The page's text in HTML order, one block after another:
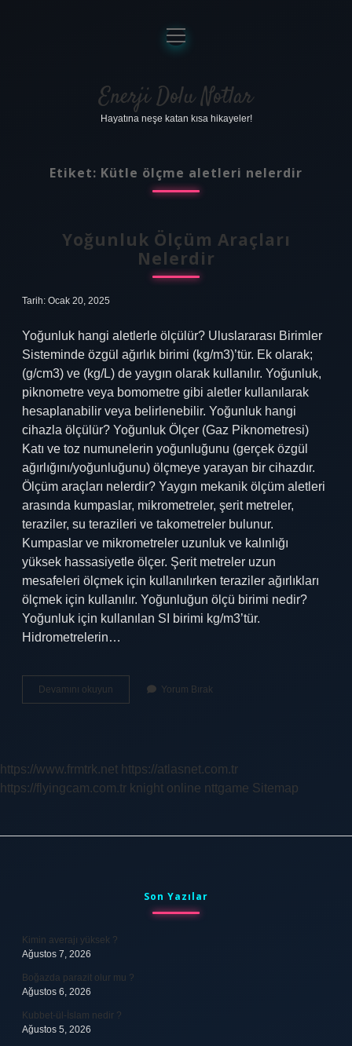
Anasayfa
Gizlilik Politikası
Yasal Uyarı
menüyü
aç
Enerji Dolu Notlar
Hayatına neşe katan kısa hikayeler!
Etiket: Kütle ölçme aletleri nelerdir
Yoğunluk Ölçüm Araçları
Nelerdir
Tarih: Ocak 20, 2025
Yoğunluk hangi aletlerle ölçülür? Uluslararası Birimler
Sisteminde özgül ağırlık birimi (kg/m3)’tür. Ek olarak;
(g/cm3) ve (kg/L) de yaygın olarak kullanılır. Yoğunluk,
piknometre veya bomometre gibi aletler kullanılarak
hesaplanabilir veya belirlenebilir. Yoğunluk hangi
cihazla ölçülür? Yoğunluk Ölçer (Gaz Piknometresi)
Katı ve toz numunelerin yoğunluğunu (gerçek özgül
ağırlığını/yoğunluğunu) ölçmeye yarayan bir cihazdır.
Ölçüm araçları nelerdir? Yaygın mekanik ölçüm aletleri
arasında kumpaslar, mikrometreler, şerit metreler,
teraziler, su terazileri ve takometreler bulunur.
Kumpaslar ve mikrometreler uzunluk ve kalınlığı
yüksek hassasiyetle ölçer. Şerit metreler uzun
mesafeleri ölçmek için kullanılırken teraziler ağırlıkları
ölçmek için kullanılır. Yoğunluğun ölçü birimi nedir?
Yoğunluk için kullanılan SI birimi kg/m3’tür.
Hidrometrelerin…
Devamını okuyun Yoğunluk
Ölçüm
Yorum Bırak
https://www.frmtrk.net https://atlasnet.com.tr
https://flyingcam.com.tr knight online nttgame Sitemap
Son Yazılar
Kimin averajı yüksek ?
Ağustos 7, 2026
Boğazda parazit olur mu ?
Ağustos 6, 2026
Kubbet-ül-İslam nedir ?
Ağustos 5, 2026